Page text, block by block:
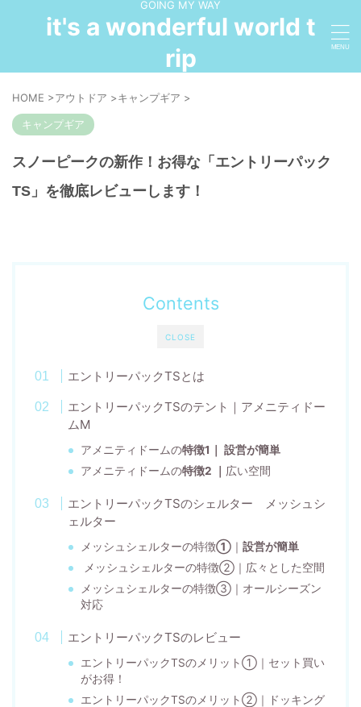
GOING MY WAY
it's a wonderful world t
rip
HOME >アウトドア >キャンプギア >
キャンプギア
スノーピークの新作！お得な「エントリーパック
TS」を徹底レビューします！
CLOSE
Contents
エントリーパックTSとは
エントリーパックTSのテント｜アメニティドー
ムM
アメニティドームの特徴1｜ 設営が簡単
アメニティドームの特徴2 ｜ 広い空間
エントリーパックTSのシェルター メッシュシ
ェルター
メッシュシェルターの特徴① ｜設営が簡単
メッシュシェルターの特徴②｜広々とした空間
メッシュシェルターの特徴③｜オールシーズン
対応
エントリーパックTSのレビュー
エントリーパックTSのメリット①｜セット買い
がお得！
エントリーパックTSのメリット②｜ドッキング